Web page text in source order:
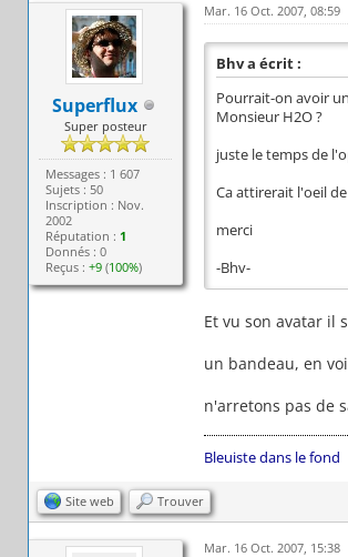
Superflux
Super posteur
Messages : 1 607
Sujets : 50
Inscription : Nov.
2002
Réputation : 1
Donnés : 0
Reçus :+9 (100%)
Mar. 16 Oct. 2007, 08:59
Bhv a écrit :
Pourrait-on avoir
Monsieur H2O ?
juste le temps de
Ca attirerait l'oeil
merci
-Bhv-
Et vu son avatar il
un bandeau, en
n'arretons pas de
Bleuiste dans le fond
Site web Trouver
Mar. 16 Oct. 2007, 15:38